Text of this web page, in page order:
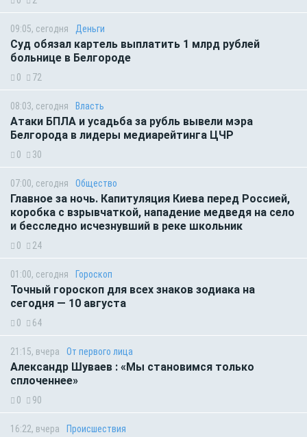
09:05, сегодня Деньги
Суд обязал картель выплатить 1 млрд рублей
больнице в Белгороде
0 72
08:03, сегодня Власть
Атаки БПЛА и усадьба за рубль вывели мэра
Белгорода в лидеры медиарейтинга ЦЧР
0 30
07:00, сегодня Общество
Главное за ночь. Капитуляция Киева перед Россией,
коробка с взрывчаткой, нападение медведя на село
и бесследно исчезнувший в реке школьник
0 24
01:00, сегодня Гороскоп
Точный гороскоп для всех знаков зодиака на
сегодня — 10 августа
0 64
21:15, вчера От первого лица
Александр Шуваев : «Мы становимся только
сплоченнее»
0 90
16:22, вчера Происшествия